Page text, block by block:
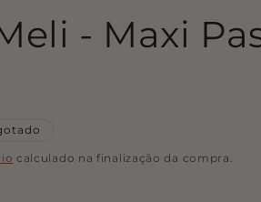
- Maxi
calculado na finalização da compra.